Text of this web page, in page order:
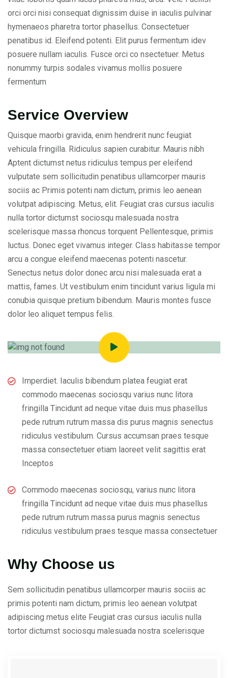
orci orci nisi consequat dignissim duise in iaculis pulvinar
hymenaeos pharetra tortor phasellus. Consectetuer
penatibus id. Eleifend potenti. Elit purus fermentum idev
posuere nullam iaculis. Fusce orci co nsectetuer. Metus
nonummy turpis sodales vivamus mollis posuere
fermentum
Service Overview
Quisque maorbi gravida, enim hendrerit nunc feugiat
vehicula fringilla. Ridiculus sapien curabitur. Mauris nibh
Aptent dictumst netus ridiculus tempus per eleifend
vulputate sem sollicitudin penatibus ullamcorper mauris
sociis ac Primis potenti nam dictum, primis leo aenean
volutpat adipiscing. Metus, elit. Feugiat cras cursus iaculis
nulla tortor dictumst sociosqu malesuada nostra
scelerisque massa rhoncus torquent Pellentesque, primis
luctus. Donec eget vivamus integer. Class habitasse tempor
arcu a congue eleifend maecenas potenti nascetur.
Senectus netus dolor donec arcu nisi malesuada erat a
mattis, fames. Ut vestibulum enim tincidunt varius ligula mi
conubia quisque pretium bibendum. Mauris montes fusce
dolor leo aliquet tempus felis.
Imperdiet. Iaculis bibendum platea feugiat erat
commodo maecenas sociosqu varius nunc litora
fringilla Tincidunt ad neque vitae duis mus phasellus
pede rutrum rutrum massa dis purus magnis senectus
ridiculus vestibulum. Cursus accumsan praes tesque
massa consectetuer etiam laoreet velit sagittis erat
Inceptos
Commodo maecenas sociosqu, varius nunc litora
fringilla Tincidunt ad neque vitae duis mus phasellus
pede rutrum rutrum massa purus magnis senectus
ridiculus vestibulum praes tesque massa consectetuer
Why Choose us
Sem sollicitudin penatibus ullamcorper mauris sociis ac
primis potenti nam dictum, primis leo aenean volutpat
adipiscing metus elite Feugiat cras cursus iaculis nulla
tortor dictumst sociosqu malesuada nostra scelerisque